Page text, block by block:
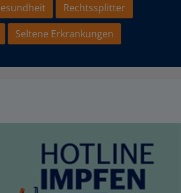
Rechtssplitter
Seltene Erkrankungen